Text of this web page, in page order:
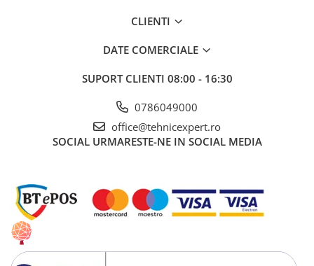
CLIENTI
DATE COMERCIALE
SUPORT CLIENTI 08:00 - 16:30
0786049000
office@tehnicexpert.ro
SOCIAL URMARESTE-NE IN SOCIAL MEDIA